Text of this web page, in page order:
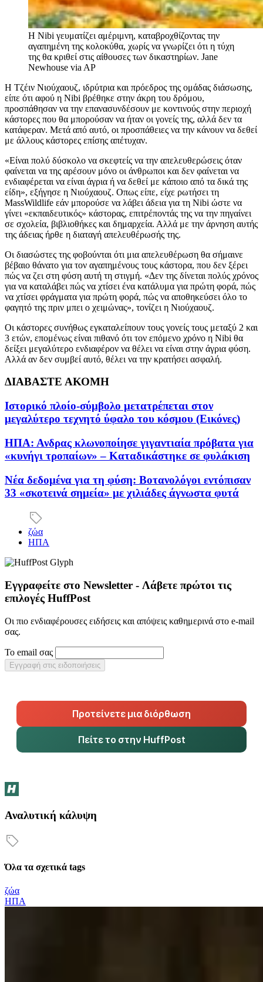
Η Nibi γευματίζει αμέριμνη, καταβροχθίζοντας την
αγαπημένη της κολοκύθα, χωρίς να γνωρίζει ότι η τύχη
της θα κριθεί στις αίθουσες των δικαστηρίων. Jane
Newhouse via AP
Η Τζέιν Νιούχαουζ, ιδρύτρια και πρόεδρος της ομάδας διάσωσης,
είπε ότι αφού η Nibi βρέθηκε στην άκρη του δρόμου,
προσπάθησαν να την επανασυνδέσουν με κοντινούς στην περιοχή
κάστορες που θα μπορούσαν να ήταν οι γονείς της, αλλά δεν τα
κατάφεραν. Μετά από αυτό, οι προσπάθειες να την κάνουν να δεθεί
με άλλους κάστορες επίσης απέτυχαν.
«Είναι πολύ δύσκολο να σκεφτείς να την απελευθερώσεις όταν
φαίνεται να της αρέσουν μόνο οι άνθρωποι και δεν φαίνεται να
ενδιαφέρεται να είναι άγρια ή να δεθεί με κάποιο από τα δικά της
είδη», εξήγησε η Νιούχαουζ. Οπως είπε, είχε ρωτήσει τη
MassWildlife εάν μπορούσε να λάβει άδεια για τη Nibi ώστε να
γίνει «εκπαιδευτικός» κάστορας, επιτρέποντάς της να την πηγαίνει
σε σχολεία, βιβλιοθήκες και δημαρχεία. Αλλά με την άρνηση αυτής
της άδειας ήρθε η διαταγή απελευθέρωσής της.
Οι διασώστες της φοβούνται ότι μια απελευθέρωση θα σήμαινε
βέβαιο θάνατο για τον αγαπημένους τους κάστορα, που δεν ξέρει
πώς να ζει στη φύση αυτή τη στιγμή. «Δεν της δίνεται πολύς χρόνος
για να καταλάβει πώς να χτίσει ένα κατάλυμα για πρώτη φορά, πώς
να χτίσει φράγματα για πρώτη φορά, πώς να αποθηκεύσει όλο το
φαγητό της πριν μπει ο χειμώνας», τονίζει η Νιούχαουζ.
Οι κάστορες συνήθως εγκαταλείπουν τους γονείς τους μεταξύ 2 και
3 ετών, επομένως είναι πιθανό ότι τον επόμενο χρόνο η Nibi θα
δείξει μεγαλύτερο ενδιαφέρον να θέλει να είναι στην άγρια φύση.
Αλλά αν δεν συμβεί αυτό, θέλει να την κρατήσει ασφαλή.
ΔΙΑΒΑΣΤΕ ΑΚΟΜΗ
Ιστορικό πλοίο-σύμβολο μετατρέπεται στον
μεγαλύτερο τεχνητό ύφαλο του κόσμου (Εικόνες)
ΗΠΑ: Ανδρας κλωνοποίησε γιγαντιαία πρόβατα για
«κυνήγι τροπαίων» – Καταδικάστηκε σε φυλάκιση
Νέα δεδομένα για τη φύση: Βοτανολόγοι εντόπισαν
33 «σκοτεινά σημεία» με χιλιάδες άγνωστα φυτά
ζώα
ΗΠΑ
Εγγραφείτε στο Newsletter - Λάβετε πρώτοι τις
επιλογές HuffPost
Οι πιο ενδιαφέρουσες ειδήσεις και απόψεις καθημερινά στο e-mail
σας.
Το email σας
Εγγραφή στις ειδοποιήσεις
Προτείνετε μια διόρθωση
Πείτε το στην HuffPost
Αναλυτική κάλυψη
Όλα τα σχετικά tags
ζώα
ΗΠΑ